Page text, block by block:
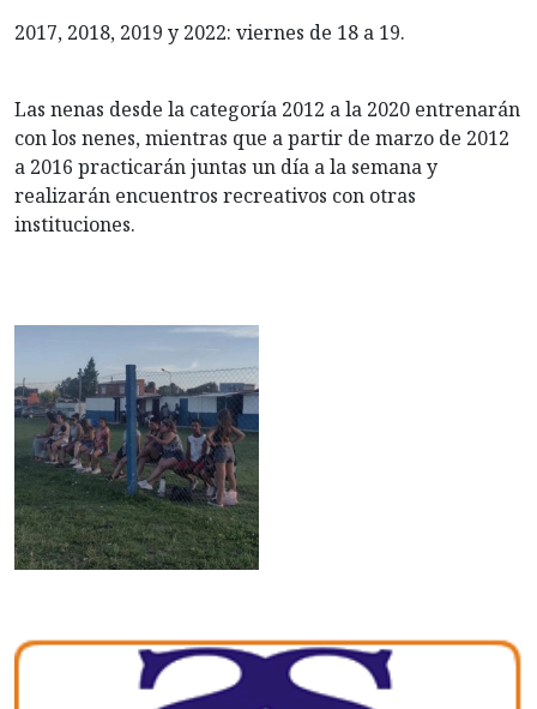
2017, 2018, 2019 y 2022: viernes de 18 a 19.
Las nenas desde la categoría 2012 a la 2020 entrenarán
con los nenes, mientras que a partir de marzo de 2012
a 2016 practicarán juntas un día a la semana y
realizarán encuentros recreativos con otras
instituciones.